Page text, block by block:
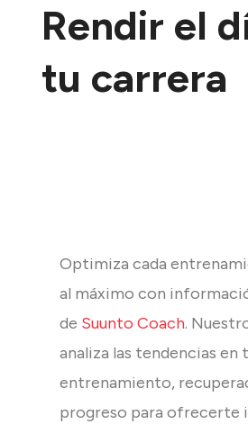
Rendir el
tu carrera
Optimiza cada
al máximo con
de Suunto Coach.
analiza las tendencias en
entrenamiento,
progreso para ofrecerte